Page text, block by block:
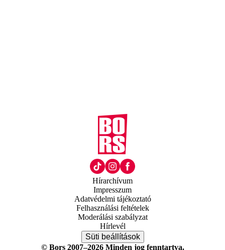
Hírarchívum
Impresszum
Adatvédelmi tájékoztató
Felhasználási feltételek
Moderálási szabályzat
Hírlevél
Süti beállítások
© Bors 2007–2026 Minden jog fenntartva.